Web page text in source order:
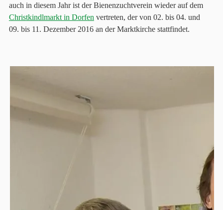
auch in diesem Jahr ist der Bienenzuchtverein wieder auf dem
Christkindlmarkt in Dorfen vertreten, der von 02. bis 04. und
09. bis 11. Dezember 2016 an der Marktkirche stattfindet.